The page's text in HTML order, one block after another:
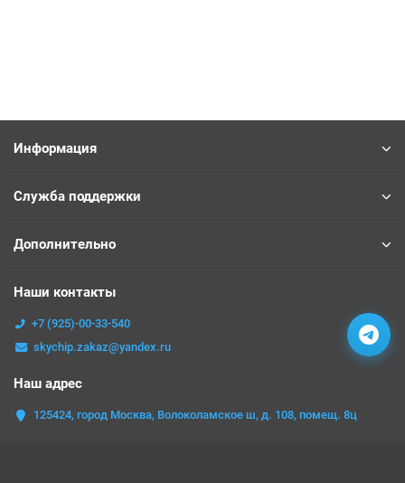
Информация
Служба поддержки
Дополнительно
Наши контакты
+7 (925)-00-33-540
skychip.zakaz@yandex.ru
Наш адрес
125424, город Москва, Волоколамское ш, д. 108, помещ. 8ц